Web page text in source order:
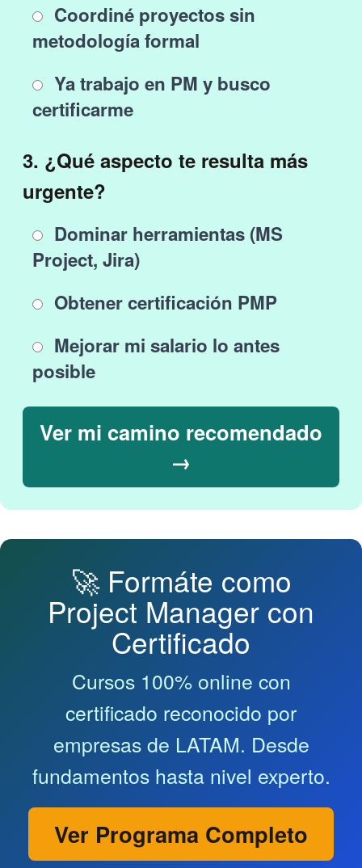
Coordiné proyectos sin
metodología formal
Ya trabajo en PM y busco
certificarme
3. ¿Qué aspecto te resulta más
urgente?
Dominar herramientas (MS
Project, Jira)
Obtener certificación PMP
Mejorar mi salario lo antes
posible
Ver mi camino recomendado
→
🚀 Formáte como
Project Manager con
Certificado
Cursos 100% online con
certificado reconocido por
empresas de LATAM. Desde
fundamentos hasta nivel experto.
Ver Programa Completo